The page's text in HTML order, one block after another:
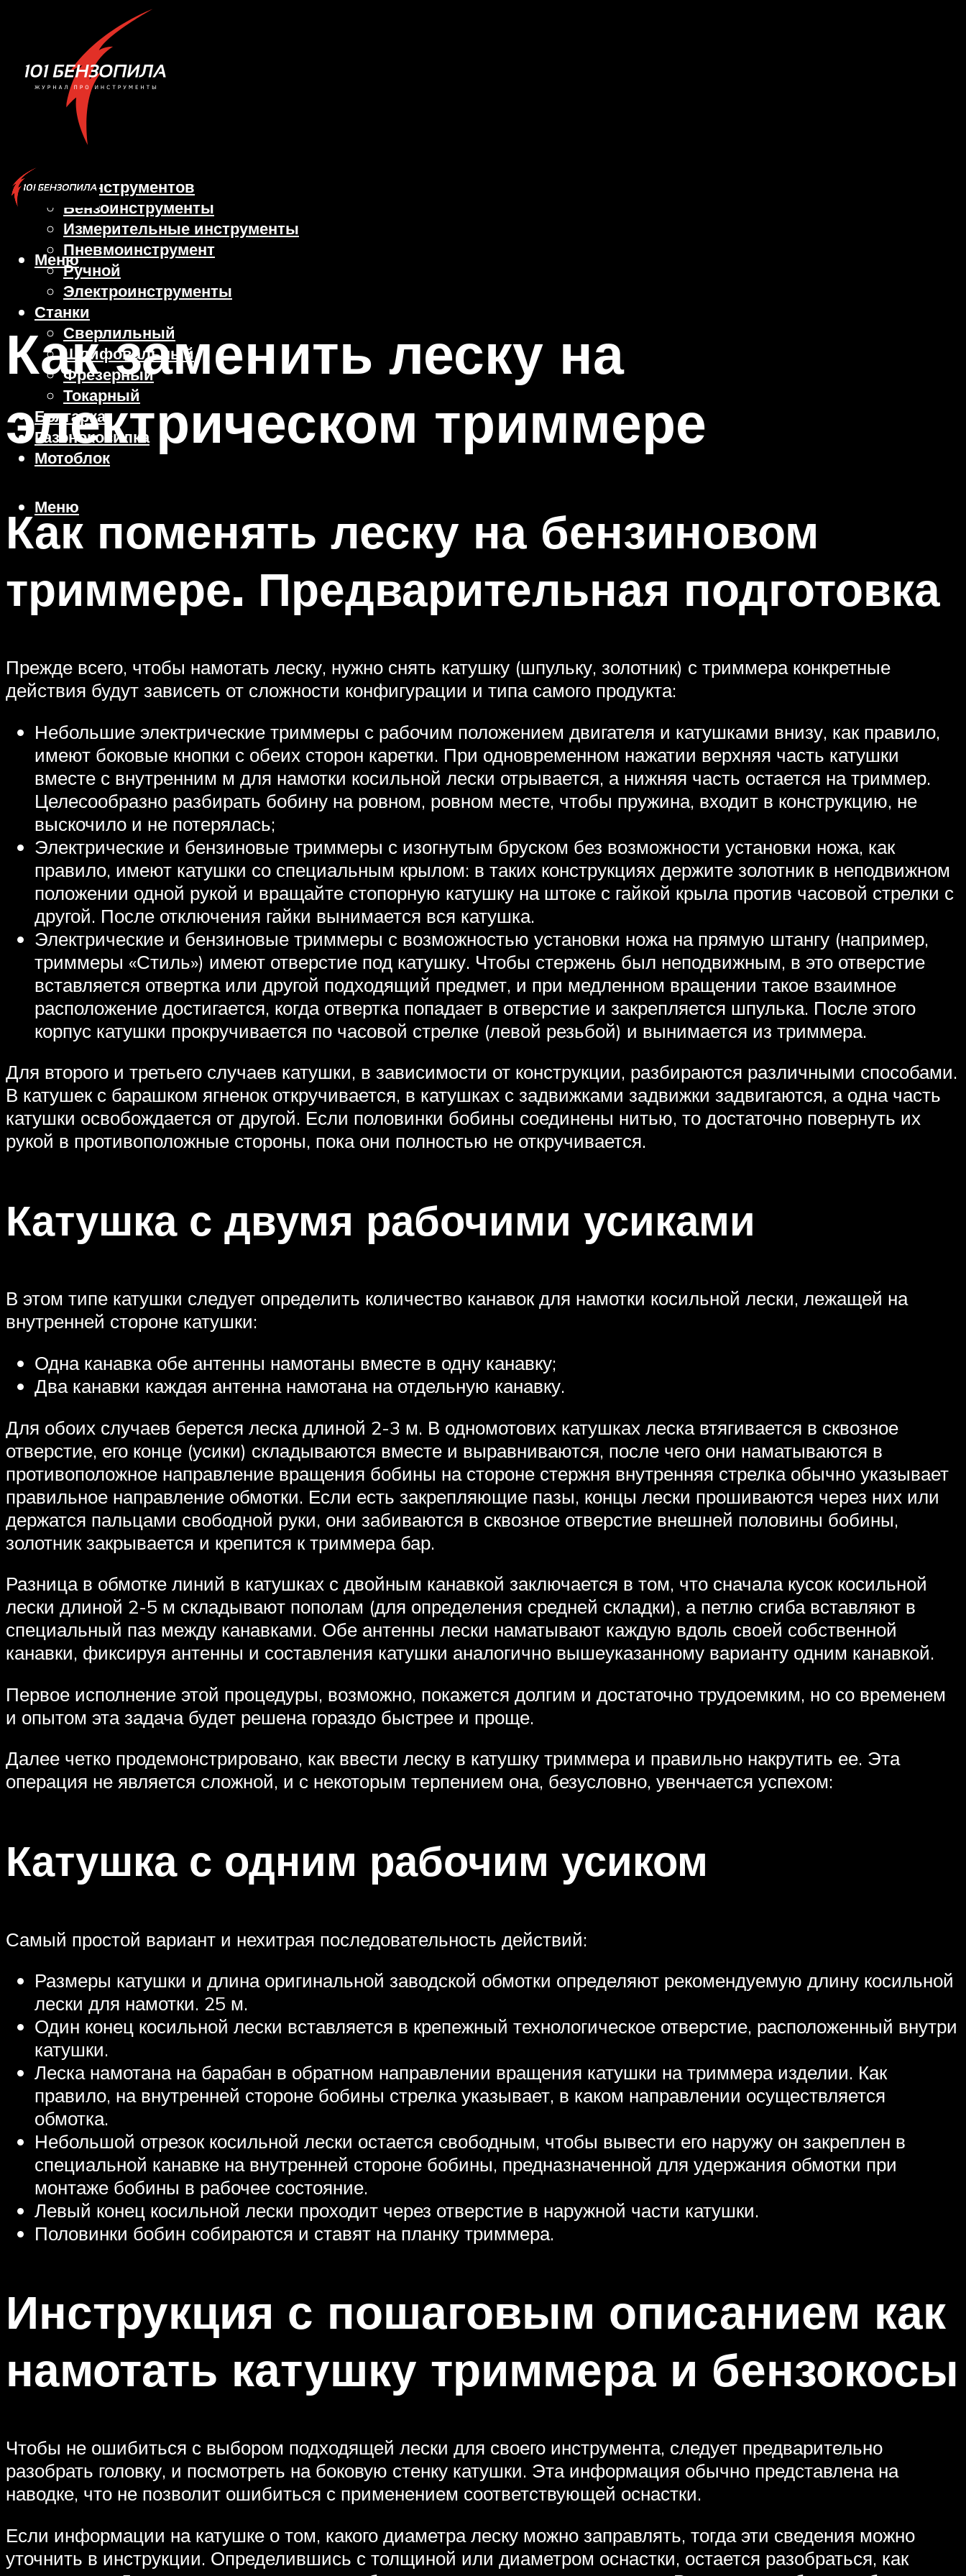
Виды инструментов
Бензоинструменты
Измерительные инструменты
Пневмоинструмент
Ручной
Электроинструменты
Станки
Сверлильный
Шлифовальный
Фрезерный
Токарный
Болгарка
Газонокосилка
Мотоблок
Меню
Меню
Как заменить леску на
электрическом триммере
Как поменять леску на бензиновом
триммере. Предварительная подготовка
Прежде всего, чтобы намотать леску, нужно снять катушку (шпульку, золотник) с триммера конкретные
действия будут зависеть от сложности конфигурации и типа самого продукта:
Небольшие электрические триммеры с рабочим положением двигателя и катушками внизу, как правило,
имеют боковые кнопки с обеих сторон каретки. При одновременном нажатии верхняя часть катушки
вместе с внутренним м для намотки косильной лески отрывается, а нижняя часть остается на триммер.
Целесообразно разбирать бобину на ровном, ровном месте, чтобы пружина, входит в конструкцию, не
выскочило и не потерялась;
Электрические и бензиновые триммеры с изогнутым бруском без возможности установки ножа, как
правило, имеют катушки со специальным крылом: в таких конструкциях держите золотник в неподвижном
положении одной рукой и вращайте стопорную катушку на штоке с гайкой крыла против часовой стрелки с
другой. После отключения гайки вынимается вся катушка.
Электрические и бензиновые триммеры с возможностью установки ножа на прямую штангу (например,
триммеры «Стиль») имеют отверстие под катушку. Чтобы стержень был неподвижным, в это отверстие
вставляется отвертка или другой подходящий предмет, и при медленном вращении такое взаимное
расположение достигается, когда отвертка попадает в отверстие и закрепляется шпулька. После этого
корпус катушки прокручивается по часовой стрелке (левой резьбой) и вынимается из триммера.
Для второго и третьего случаев катушки, в зависимости от конструкции, разбираются различными способами.
В катушек с барашком ягненок откручивается, в катушках с задвижками задвижки задвигаются, а одна часть
катушки освобождается от другой. Если половинки бобины соединены нитью, то достаточно повернуть их
рукой в ​​противоположные стороны, пока они полностью не откручивается.
Катушка с двумя рабочими усиками
В этом типе катушки следует определить количество канавок для намотки косильной лески, лежащей на
внутренней стороне катушки:
Одна канавка обе антенны намотаны вместе в одну канавку;
Два канавки каждая антенна намотана на отдельную канавку.
Для обоих случаев берется леска длиной 2-3 м. В одномотових катушках леска втягивается в сквозное
отверстие, его конце (усики) складываются вместе и выравниваются, после чего они наматываются в
противоположное направление вращения бобины на стороне стержня внутренняя стрелка обычно указывает
правильное направление обмотки. Если есть закрепляющие пазы, концы лески прошиваются через них или
держатся пальцами свободной руки, они забиваются в сквозное отверстие внешней половины бобины,
золотник закрывается и крепится к триммера бар.
Разница в обмотке линий в катушках с двойным канавкой заключается в том, что сначала кусок косильной
лески длиной 2-5 м складывают пополам (для определения средней складки), а петлю сгиба вставляют в
специальный паз между канавками. Обе антенны лески наматывают каждую вдоль своей собственной
канавки, фиксируя антенны и составления катушки аналогично вышеуказанному варианту одним канавкой.
Первое исполнение этой процедуры, возможно, покажется долгим и достаточно трудоемким, но со временем
и опытом эта задача будет решена гораздо быстрее и проще.
Далее четко продемонстрировано, как ввести леску в катушку триммера и правильно накрутить ее. Эта
операция не является сложной, и с некоторым терпением она, безусловно, увенчается успехом:
Катушка с одним рабочим усиком
Самый простой вариант и нехитрая последовательность действий:
Размеры катушки и длина оригинальной заводской обмотки определяют рекомендуемую длину косильной
лески для намотки. 25 м.
Один конец косильной лески вставляется в крепежный технологическое отверстие, расположенный внутри
катушки.
Леска намотана на барабан в обратном направлении вращения катушки на триммера изделии. Как
правило, на внутренней стороне бобины стрелка указывает, в каком направлении осуществляется
обмотка.
Небольшой отрезок косильной лески остается свободным, чтобы вывести его наружу он закреплен в
специальной канавке на внутренней стороне бобины, предназначенной для удержания обмотки при
монтаже бобины в рабочее состояние.
Левый конец косильной лески проходит через отверстие в наружной части катушки.
Половинки бобин собираются и ставят на планку триммера.
Инструкция с пошаговым описанием как
намотать катушку триммера и бензокосы
Чтобы не ошибиться с выбором подходящей лески для своего инструмента, следует предварительно
разобрать головку, и посмотреть на боковую стенку катушки. Эта информация обычно представлена на
наводке, что не позволит ошибиться с применением соответствующей оснастки.
Если информации на катушке о том, какого диаметра леску можно заправлять, тогда эти сведения можно
уточнить в инструкции. Определившись с толщиной или диаметром оснастки, остается разобраться, как